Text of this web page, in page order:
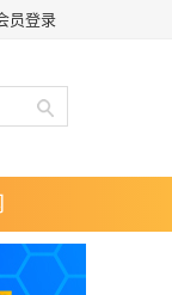
员登录